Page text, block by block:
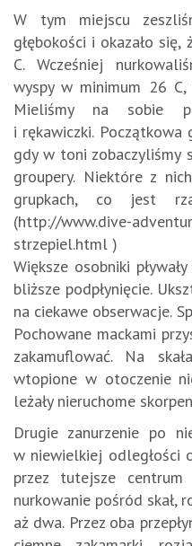
W tym miejscu
głębokości i okazało
C. Wcześniej
wyspy w minimum 26
Mieliśmy na sobie
i rękawiczki. Początkowa
gdy w toni zobaczyliśmy
groupery. Niektóre z
grupkach, co jest
(http://www.dive-
strzepiel.html )
Większe osobniki
bliższe podpłynięcie.
na ciekawe obserwacje.
Pochowane mackami
zakamuflować. Na
wtopione w otoczenie
leżały nieruchome
Drugie zanurzenie po
w niewielkiej odległości
przez tutejsze centrum
nurkowanie pośród skał,
aż dwa. Przez oba